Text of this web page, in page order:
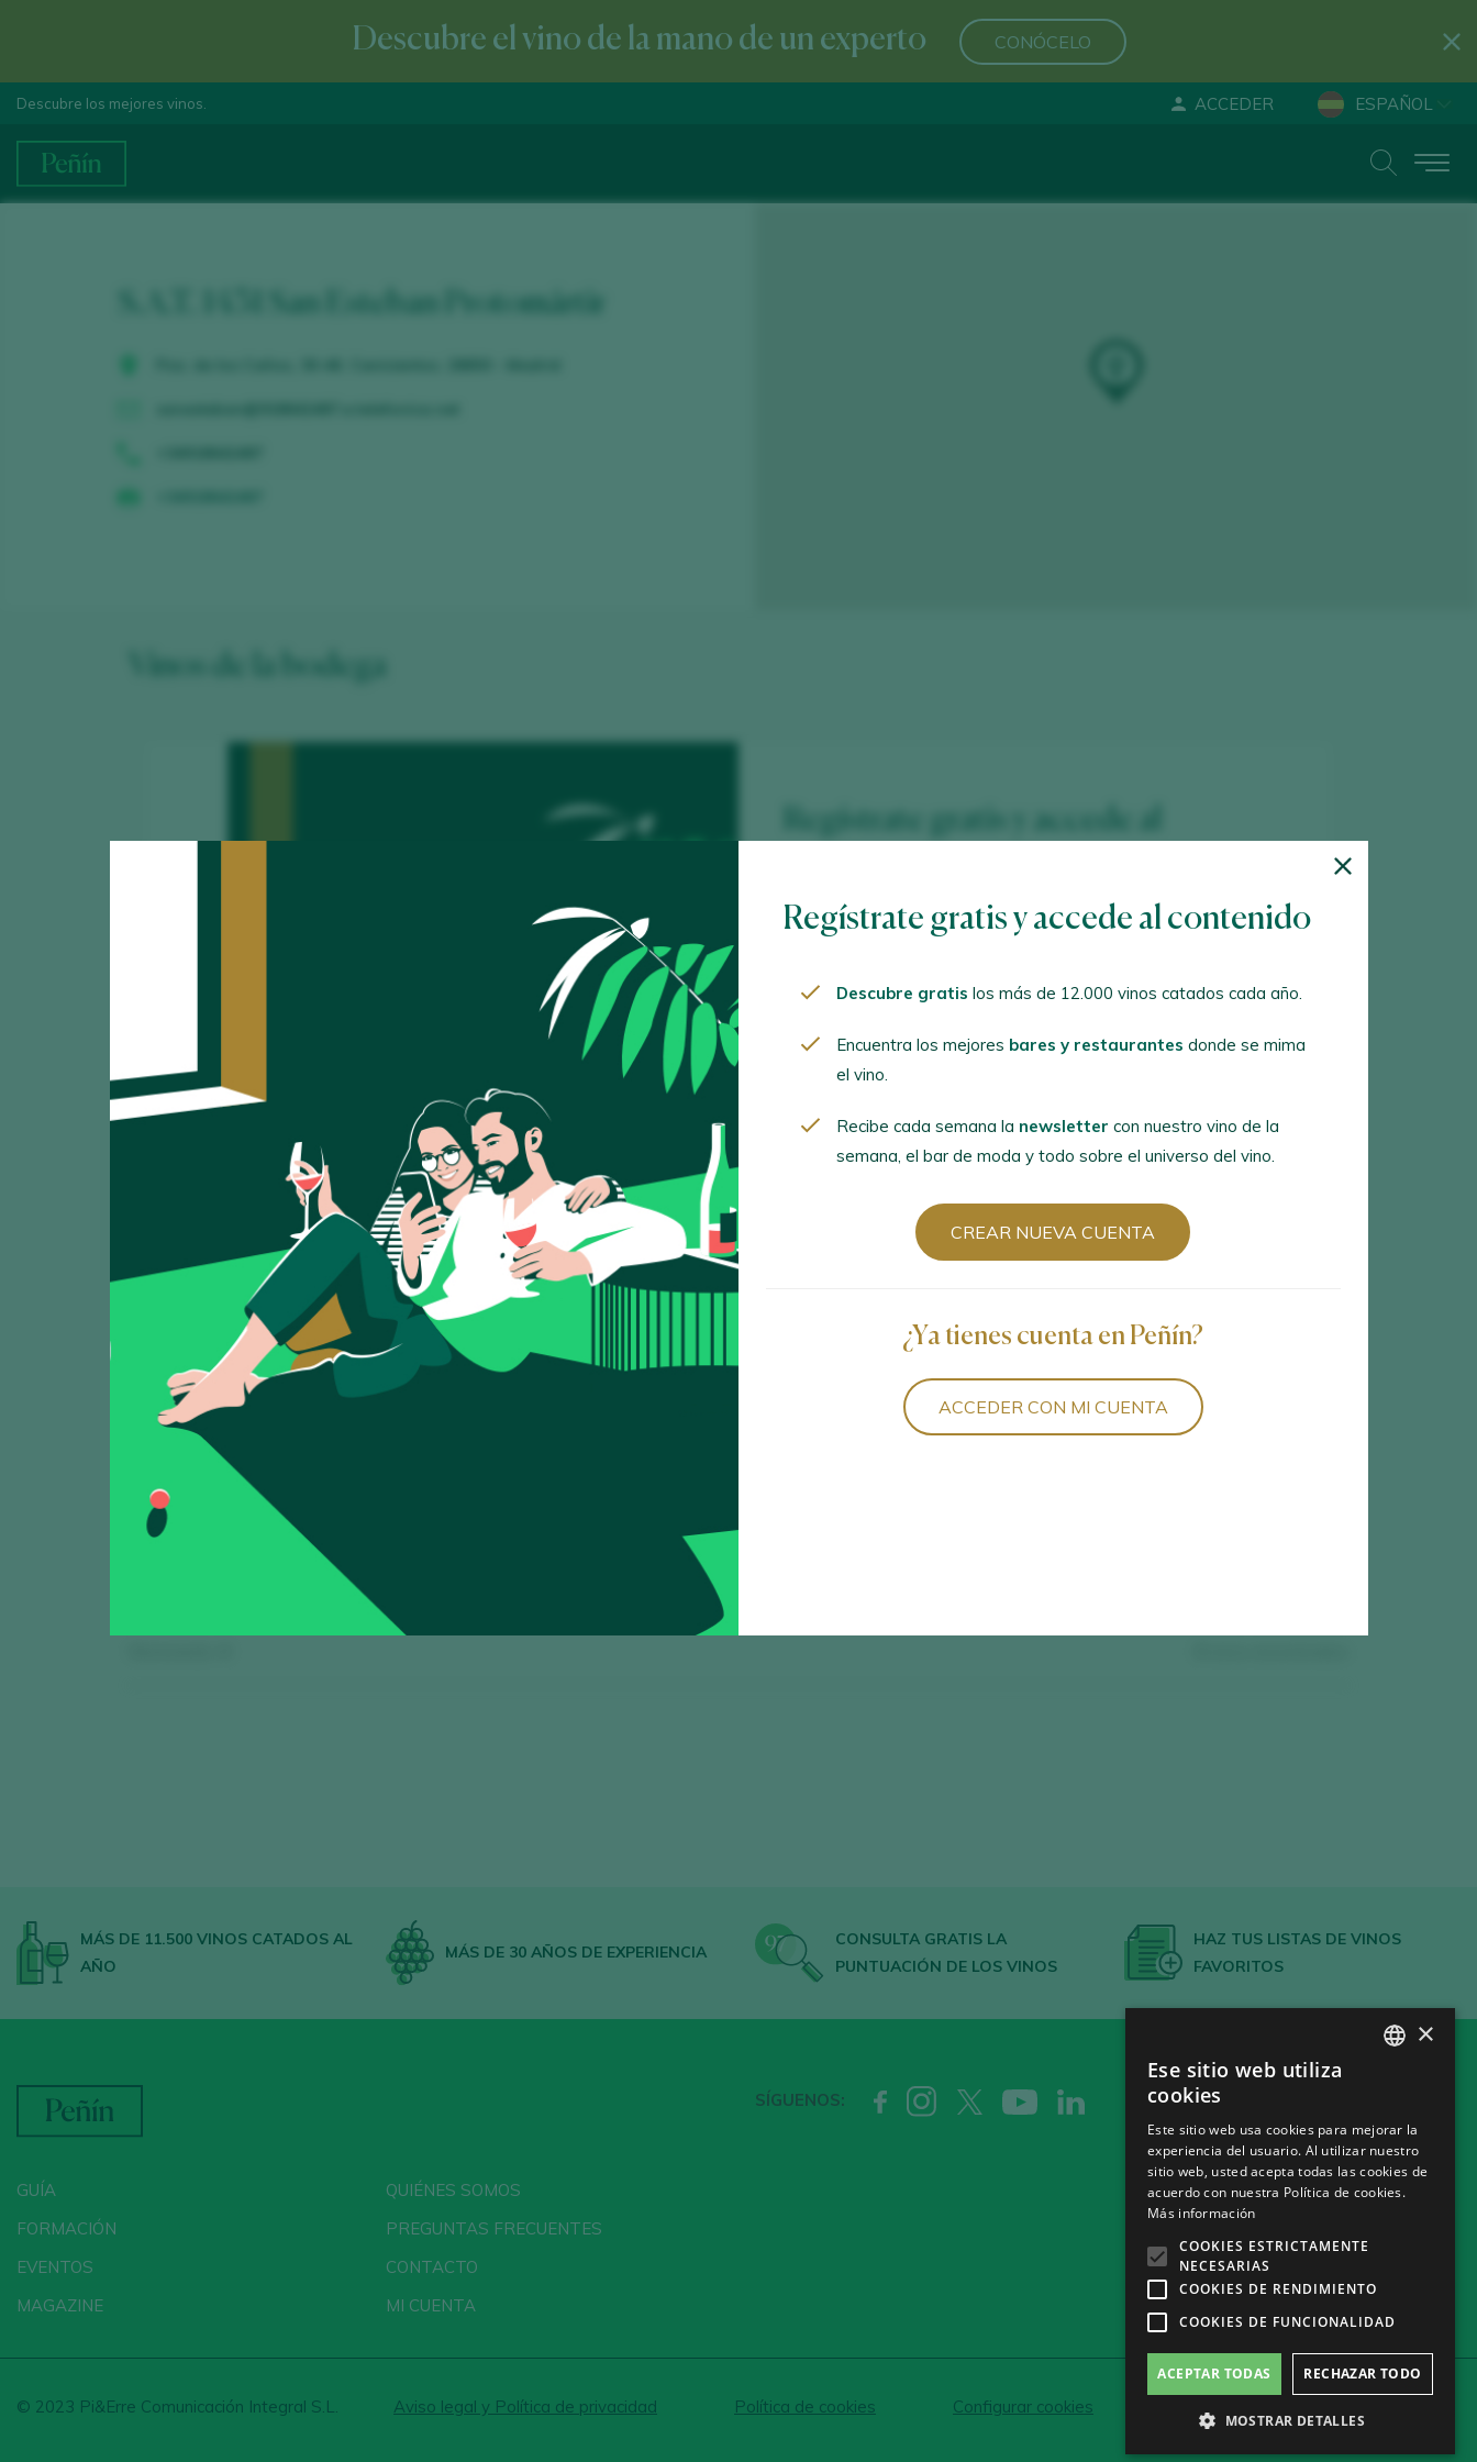
Descubre el vino de la mano de un experto CONÓCELO
Descubre los mejores vinos. ACCEDER ESPAÑOL
ENGLISH
S.A.T. 1431 San Esteban Protomártir
Regístrate gratis y accede al
Descubre gratis los más de 12.000 vinos catados cada año.
Encuentra los mejores bares y restaurantesdonde se
Recibe cada semana la
MÁS DE 11.500 VINOS CATADOS AL
AÑO
MÁS DE 30 AÑOS DE EXPERIENCIA
CONSULTA GRATIS LA
PUNTUACIÓN DE LOS VINOS
HAZ TUS LISTAS DE VINOS
FAVORITOS
SÍGUENOS:
GUÍA
FORMACIÓN
EVENTOS
MAGAZINE
QUIÉNES SOMOS
PREGUNTAS FRECUENTES
CONTACTO
MI CUENTA
© 2023 Pi&Erre Comunicación Integral S.L. Aviso legal y Política de privacidad Política de cookies Configurar cookies
Regístrate gratis y accede al contenido
Descubre gratis los más de 12.000 vinos catados cada año.
Encuentra los mejores bares y restaurantes donde se mima
el vino.
Recibe cada semana la newsletter con nuestro vino de la
semana, el bar de moda y todo sobre el universo del vino.
CREAR NUEVA CUENTA
¿Ya tienes cuenta en Peñín?
ACCEDER CON MI CUENTA
GERMAN
CH
×
Ese sitio web utiliza
cookies
Este sitio web usa cookies para mejorar la
experiencia del usuario. Al utilizar nuestro
sitio web, usted acepta todas las cookies de
acuerdo con nuestra Política de cookies.
Más información
COOKIES ESTRICTAMENTE
NECESARIAS
COOKIES DE RENDIMIENTO
COOKIES DE FUNCIONALIDAD
ACEPTAR TODAS RECHAZAR TODO
MOSTRAR DETALLES